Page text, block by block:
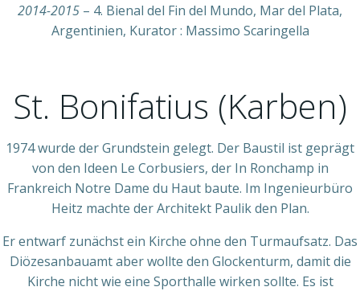
2014-2015 – 4. Bienal del Fin del Mundo, Mar del Plata,
Argentinien, Kurator : Massimo Scaringella
St. Bonifatius (Karben)
1974 wurde der Grundstein gelegt. Der Baustil ist geprägt
von den Ideen Le Corbusiers, der In Ronchamp in
Frankreich Notre Dame du Haut baute. Im Ingenieurbüro
Heitz machte der Architekt Paulik den Plan.
Er entwarf zunächst ein Kirche ohne den Turmaufsatz. Das
Diözesanbauamt aber wollte den Glockenturm, damit die
Kirche nicht wie eine Sporthalle wirken sollte. Es ist